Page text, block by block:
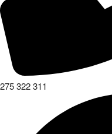
275 322 311